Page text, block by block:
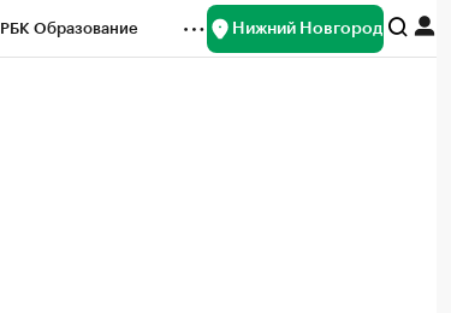
РБК Образование Нижний Новгород